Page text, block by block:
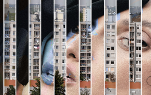
edu
Vše o ČT